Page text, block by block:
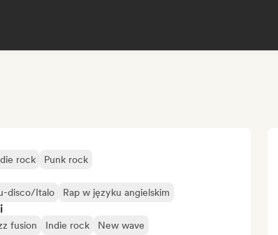
rock Punk rock
disco/Italo Rap w języku angielskim
fusion Indie rock
New wave